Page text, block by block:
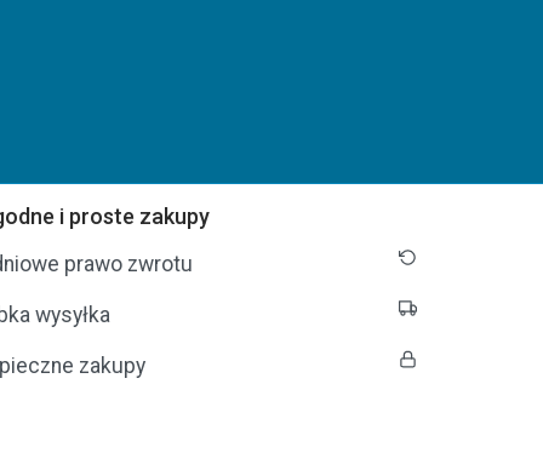
i proste zakupy
prawo zwrotu
wysyłka
zakupy